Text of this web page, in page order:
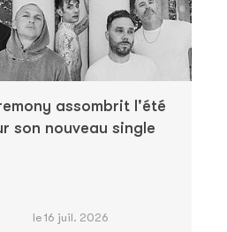
assombrit l'été
son nouveau single
le 16 juil. 2026